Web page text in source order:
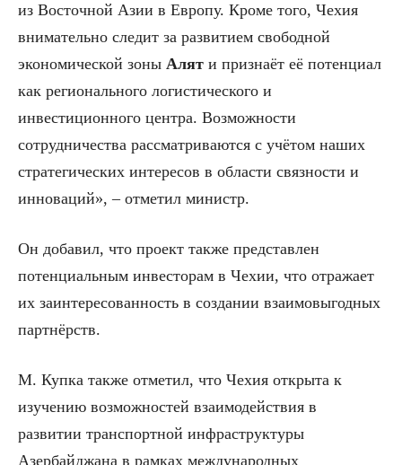
из Восточной Азии в Европу. Кроме того, Чехия
внимательно следит за развитием свободной
экономической зоны Алят и признаёт её потенциал
как регионального логистического и
инвестиционного центра. Возможности
сотрудничества рассматриваются с учётом наших
стратегических интересов в области связности и
инноваций», – отметил министр.
Он добавил, что проект также представлен
потенциальным инвесторам в Чехии, что отражает
их заинтересованность в создании взаимовыгодных
партнёрств.
М. Купка также отметил, что Чехия открыта к
изучению возможностей взаимодействия в
развитии транспортной инфраструктуры
Азербайджана в рамках международных